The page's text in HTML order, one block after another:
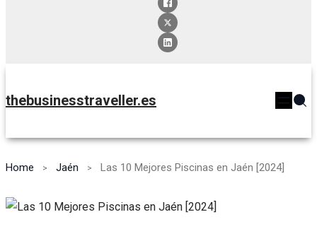
thebusinesstraveller.es
Home Jaén Las 10 Mejores Piscinas en Jaén [2024]